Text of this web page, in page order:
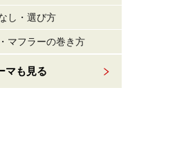
し・選び方
マフラーの巻き方
マも見る